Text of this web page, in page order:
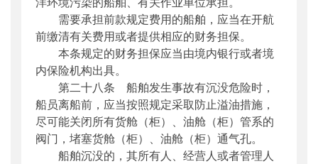
需要承担前款规定费用的船舶，应当在开航
前缴清有关费用或者提供相应的财务担保。
本条规定的财务担保应当由境内银行或者境
内保险机构出具。
第二十八条 船舶发生事故有沉没危险时，
船员离船前，应当按照规定采取防止溢油措施，
尽可能关闭所有货舱（柜）、油舱（柜）管系的
阀门，堵塞货舱（柜）、油舱（柜）通气孔。
船舶沉没的，其所有人、经营人或者管理人